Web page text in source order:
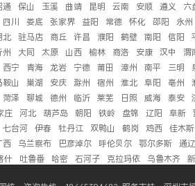
通 保山 玉溪 曲靖 昆明 云南 安顺 遵义 六
四川 娄底 张家界 益阳 常德 怀化 邵阳 永州
北 驻马店 商丘 许昌 濮阳 鹤壁 南阳 信阳
州 大同 太原 山西 榆林 商洛 安康 汉中 渭
西宁 青海 龙岩 宁德 莆田 漳州 南平 三明
鞍山 巢湖 安庆 滁州 宿州 淮北 阜阳 亳州
菏泽 聊城 德州 临沂 莱芜 日照 威海 泰安
庄 河北 葫芦岛 朝阳 铁岭 盘锦 辽阳 阜新
七台河 伊春 牡丹江 双鸭山 鹤岗 鸡西 佳木斯
西 乌兰察布 巴彦淖尔 呼伦贝尔 鄂尔多斯 通辽
什 吐鲁番 哈密 石河子 克拉玛依 乌鲁木齐